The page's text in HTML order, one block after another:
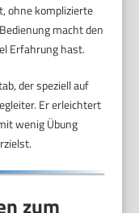
ohne komplizierte
macht den
Erfahrung hast.
der speziell auf
Er erleichtert
wenig Übung
zum